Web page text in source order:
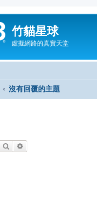
竹貓星球
虛擬網路的真實天堂
沒有回覆的主題
搜尋